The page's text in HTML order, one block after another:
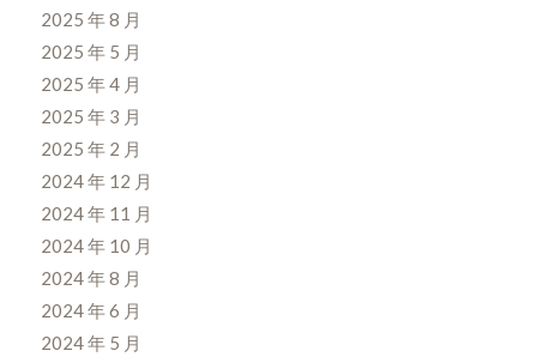
2025 年 8 月
2025 年 5 月
2025 年 4 月
2025 年 3 月
2025 年 2 月
2024 年 12 月
2024 年 11 月
2024 年 10 月
2024 年 8 月
2024 年 6 月
2024 年 5 月